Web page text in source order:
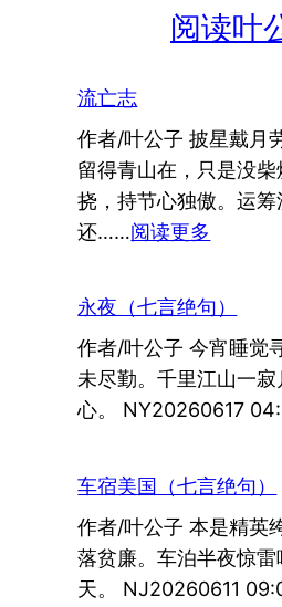
阅读叶
流亡志
作者/叶公子 披星戴月
留得青山在，只是没
挠，持节心独傲。运
还……阅读更多
志
永夜（七言绝句）
作者/叶公子 今宵睡觉
未尽勤。千里江山一
心。 NY20260617
车宿美国（七言绝句）
作者/叶公子 本是精英
落贫廉。车泊半夜惊
天。 NJ20260611